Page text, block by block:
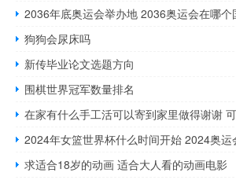
2036年底奥运会举办地 2036奥运会在哪个
狗狗会尿床吗
新传毕业论文选题方向
围棋世界冠军数量排名
在家有什么手工活可以寄到家里做得谢谢
2024年女篮世界杯什么时间开始 2024奥运
求适合18岁的动画 适合大人看的动画电影